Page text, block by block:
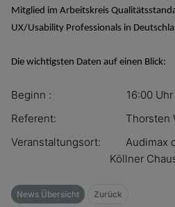
Mitglied im Arbeitskreis
UX/Usability Professionals in
Die wichtigsten Daten auf einen Blick:
Beginn : 16:00 Uhr
Referent: Thorsten
Veranstaltungsort: Audimax
Köllner
News Übersicht Zurück